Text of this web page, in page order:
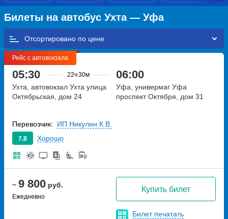
Билеты на автобус Ухта — Уфа
Отсортировано по
Рейс с автовокзала
05:30 22ч30м 06:00
~ 9 800 руб.
Ежедневно
Купить билет
Билет печатать
Ухта, автовокзал Ухта улица
Октябрьская, дом 24
Уфа, универмаг Уфа
проспект Октября, дом 31
7.8 Хорошо
Перевозчик: ИП Никулин К.В.